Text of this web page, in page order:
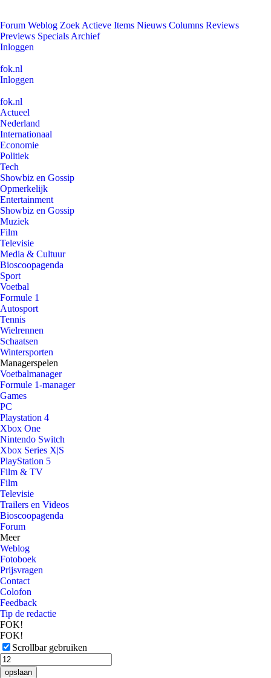
Forum Weblog Zoek Actieve Items Nieuws Columns Reviews
Previews Specials Archief
Inloggen
fok.nl
Inloggen
fok.nl
Actueel
Nederland
Internationaal
Economie
Politiek
Tech
Showbiz en Gossip
Opmerkelijk
Entertainment
Showbiz en Gossip
Muziek
Film
Televisie
Media & Cultuur
Bioscoopagenda
Sport
Voetbal
Formule 1
Autosport
Tennis
Wielrennen
Schaatsen
Wintersporten
Managerspelen
Voetbalmanager
Formule 1-manager
Games
PC
Playstation 4
Xbox One
Nintendo Switch
Xbox Series X|S
PlayStation 5
Film & TV
Film
Televisie
Trailers en Videos
Bioscoopagenda
Forum
Meer
Weblog
Fotoboek
Prijsvragen
Contact
Colofon
Feedback
Tip de redactie
FOK!
FOK!
Scrollbar gebruiken
opslaan